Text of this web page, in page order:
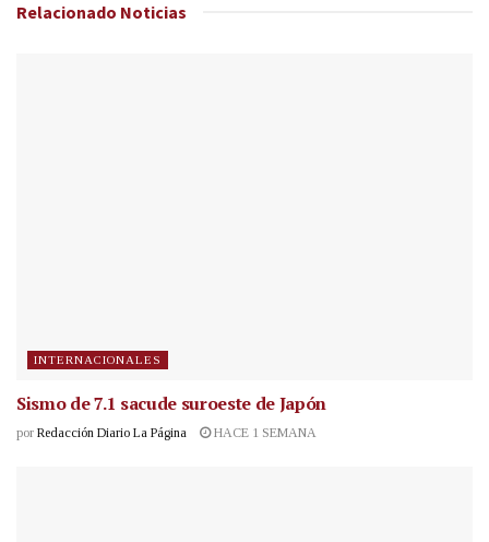
Relacionado Noticias
INTERNACIONALES
Sismo de 7.1 sacude suroeste de Japón
por Redacción Diario La Página HACE 1 SEMANA